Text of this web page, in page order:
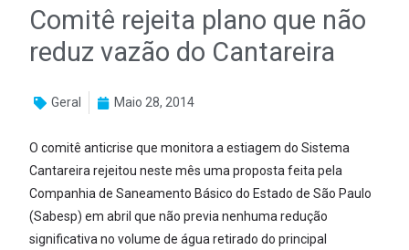
Comitê rejeita plano que não
reduz vazão do Cantareira
Geral Maio 28, 2014
O comitê anticrise que monitora a estiagem do Sistema
Cantareira rejeitou neste mês uma proposta feita pela
Companhia de Saneamento Básico do Estado de São Paulo
(Sabesp) em abril que não previa nenhuma redução
significativa no volume de água retirado do principal